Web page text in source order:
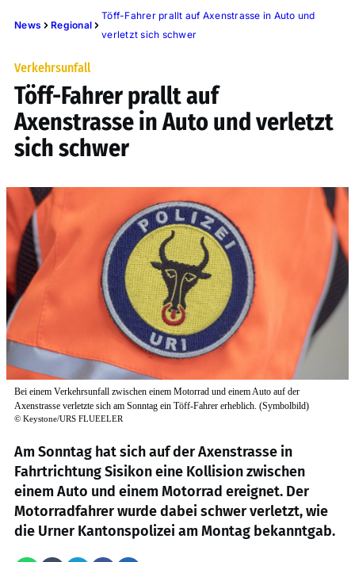
News Regional
Töff-Fahrer prallt auf Axenstrasse in Auto und
verletzt sich schwer
Verkehrsunfall
Töff-Fahrer prallt auf
Axenstrasse in Auto und verletzt
sich schwer
Bei einem Verkehrsunfall zwischen einem Motorrad und einem Auto auf der
Axenstrasse verletzte sich am Sonntag ein Töff-Fahrer erheblich. (Symbolbild)
© Keystone/URS FLUEELER
Am Sonntag hat sich auf der Axenstrasse in
Fahrtrichtung Sisikon eine Kollision zwischen
einem Auto und einem Motorrad ereignet. Der
Motorradfahrer wurde dabei schwer verletzt, wie
die Urner Kantonspolizei am Montag bekanntgab.